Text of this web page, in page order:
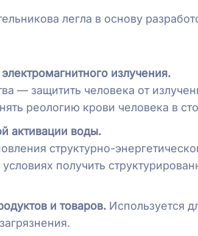
легла в основу
излучения.
— защитить человека от
реологию крови человека в
активации воды.
структурно-
получить
и товаров. Используется